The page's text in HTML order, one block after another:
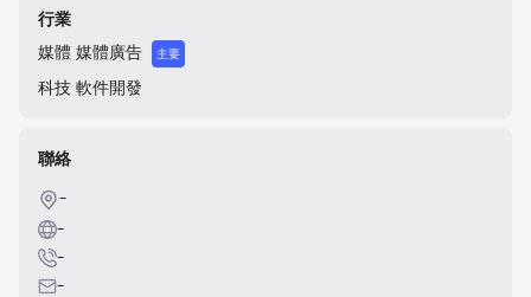
行業
媒體 媒體廣告 主要
科技 軟件開發
聯絡
-
-
-
-